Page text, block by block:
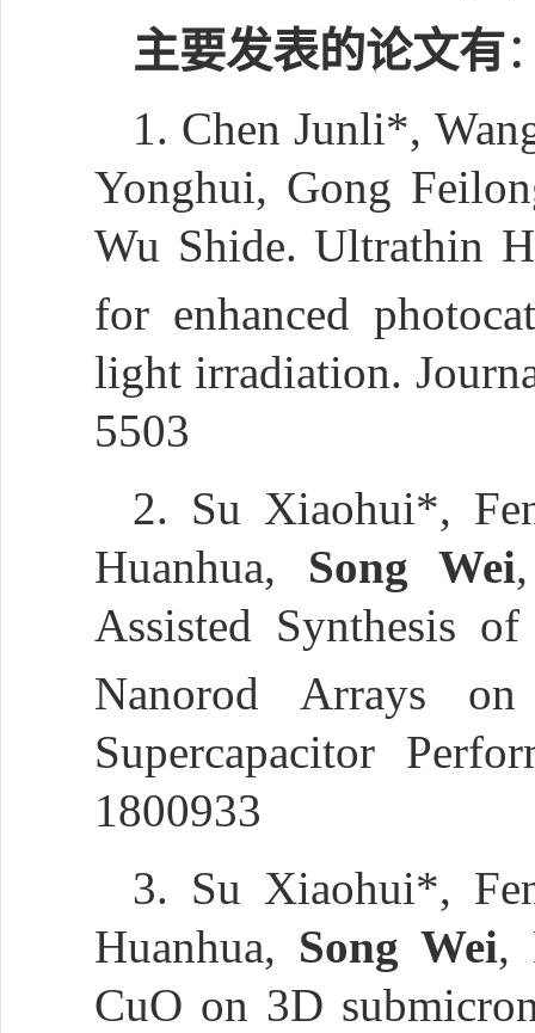
主要发表的论文有
1. Chen Junli*,
Yonghui, Gong
Wu Shide. Ultrathin
for enhanced
light irradiation.
5503
2. Su Xiaohui*,
Huanhua, Song Wei
Assisted Synthesis
Nanorod Arrays
Supercapacitor
1800933
3. Su Xiaohui*,
Huanhua, Song Wei,
CuO on 3D